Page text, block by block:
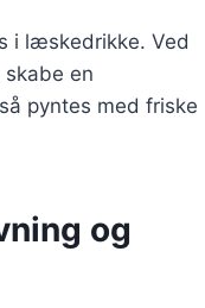
i læskedrikke. Ved
en
pyntes med friske
og